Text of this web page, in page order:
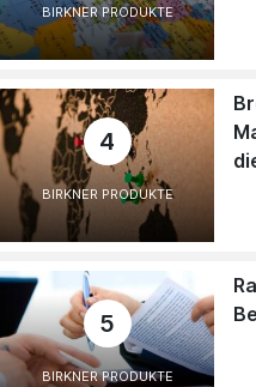
BIRKNER PRODUKTE
4
BIRKNER PRODUKTE
5
BIRKNER PRODUKTE